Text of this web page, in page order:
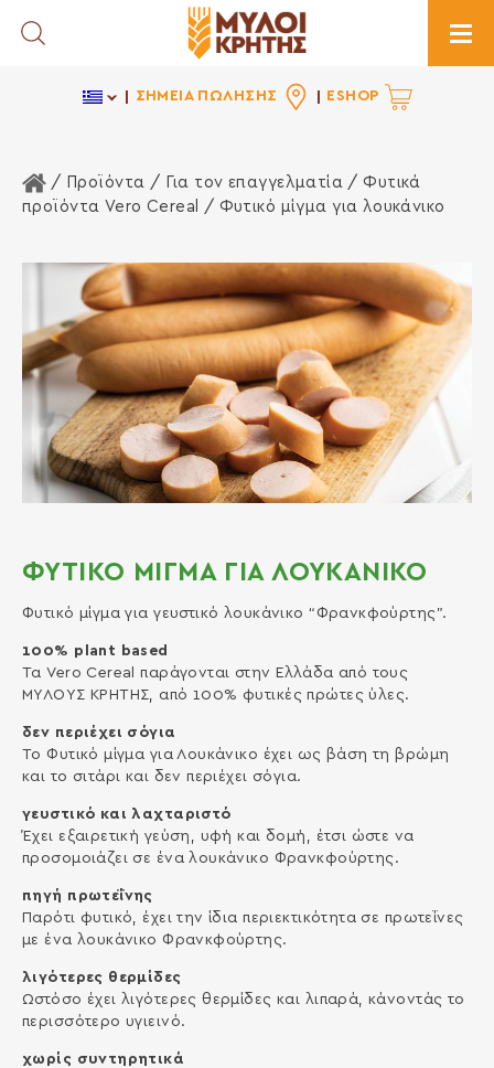
Toggle Search
ΣΗΜΕΙΑ ΠΩΛΗΣΗΣ ESHOP
Αρχική Σελίδα
/ Προϊόντα / Για τον επαγγελματία /Φυτικά
προϊόντα Vero Cereal
/ Φυτικό μίγμα για λουκάνικο
ΦΥΤΙΚΟ ΜΙΓΜΑ ΓΙΑ ΛΟΥΚΑΝΙΚΟ
Φυτικό μίγμα για γευστικό λουκάνικο “Φρανκφούρτης”.
100% plant based
Τα Vero Cereal παράγονται στην Ελλάδα από τους
ΜΥΛΟΥΣ ΚΡΗΤΗΣ, από 100% φυτικές πρώτες ύλες.
δεν περιέχει σόγια
Το Φυτικό µίγµα για Λουκάνικο έχει ως βάση τη βρώµη
και το σιτάρι και δεν περιέχει σόγια.
γευστικό και λαχταριστό
Έχει εξαιρετική γεύση, υφή και δοµή, έτσι ώστε να
προσοµοιάζει σε ένα λουκάνικο Φρανκφούρτης.
πηγή πρωτεΐνης
Παρότι φυτικό, έχει την ίδια περιεκτικότητα σε πρωτεΐνες
µε ένα λουκάνικο Φρανκφούρτης.
λιγότερες θερμίδες
Ωστόσο έχει λιγότερες θερµίδες και λιπαρά, κάνοντάς το
περισσότερο υγιεινό.
χωρίς συντηρητικά